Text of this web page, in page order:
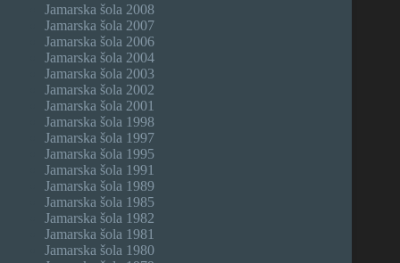
Jamarska šola 2008
Jamarska šola 2007
Jamarska šola 2006
Jamarska šola 2004
Jamarska šola 2003
Jamarska šola 2002
Jamarska šola 2001
Jamarska šola 1998
Jamarska šola 1997
Jamarska šola 1995
Jamarska šola 1991
Jamarska šola 1989
Jamarska šola 1985
Jamarska šola 1982
Jamarska šola 1981
Jamarska šola 1980